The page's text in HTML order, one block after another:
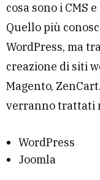
cosa sono i CMS
Quello più
WordPress, ma
creazione di siti
Magento,
verranno trattati
WordPress
Joomla